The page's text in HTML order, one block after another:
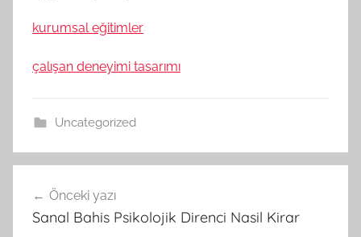
kurumsal eğitimler
çalışan deneyimi tasarımı
Uncategorized
gezinmesi
Önceki yazı
Sanal Bahis Psikolojik Direnci Nasil Kirar